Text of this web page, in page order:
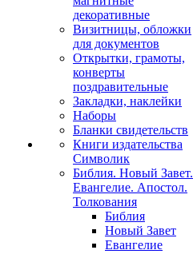
декоративные
Визитницы, обложки
для документов
Открытки, грамоты,
конверты
поздравительные
Закладки, наклейки
Наборы
Бланки свидетельств
Книги издательства
Символик
Библия. Новый Завет.
Евангелие. Апостол.
Толкования
Библия
Новый Завет
Евангелие